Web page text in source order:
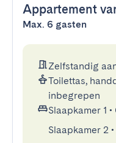
Appartement
Max. 6 gasten
Zelfstandig
Toilettas,
inbegrepen
Slaapkamer 1 •
Slaapkamer 2 •